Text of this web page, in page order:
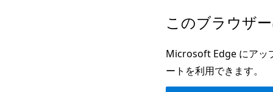
このブラウザ
Microsoft Edge にアッ
ートを利用できます。